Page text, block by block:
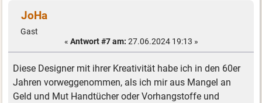
JoHa
Gast
« Antwort #7 am: 27.06.2024 19:13 »
Diese Designer mit ihrer Kreativität habe ich in den 60er
Jahren vorweggenommen, als ich mir aus Mangel an
Geld und Mut Handtücher oder Vorhangstoffe und